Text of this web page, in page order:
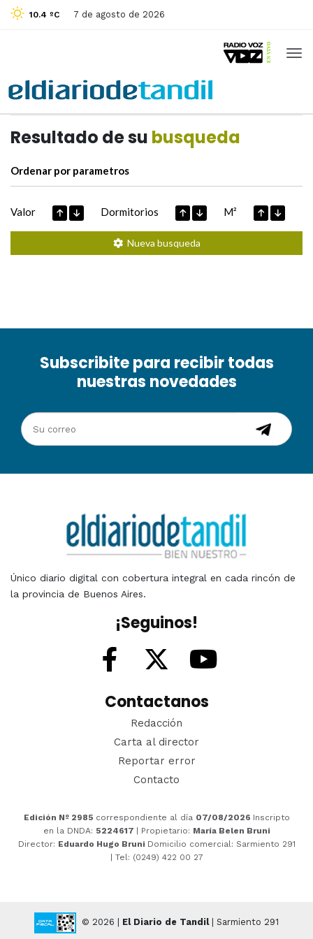
10.4 ºC 7 de agosto de 2026
Resultado de su busqueda
Ordenar por parametros
Valor Dormitorios M²
Nueva busqueda
Subscribite para recibir todas
nuestras novedades
Único diario digital con cobertura integral en cada rincón de
la provincia de Buenos Aires.
¡Seguinos!
Contactanos
Redacción
Carta al director
Reportar error
Contacto
Edición Nº 2985 correspondiente al día 07/08/2026 Inscripto
en la DNDA: 5224617 | Propietario: María Belen Bruni
Director: Eduardo Hugo Bruni Domicilio comercial: Sarmiento 291
| Tel: (0249) 422 00 27
© 2026 | El Diario de Tandil| Sarmiento 291